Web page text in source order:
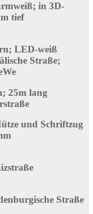
in 3D-
tief
LED-weiß
Straße;
25m lang
und Schriftzug
Straße